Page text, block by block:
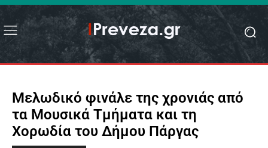
Μελωδικό φινάλε της χρονιάς από
τα Μουσικά Τμήματα και τη
Χορωδία του Δήμου Πάργας